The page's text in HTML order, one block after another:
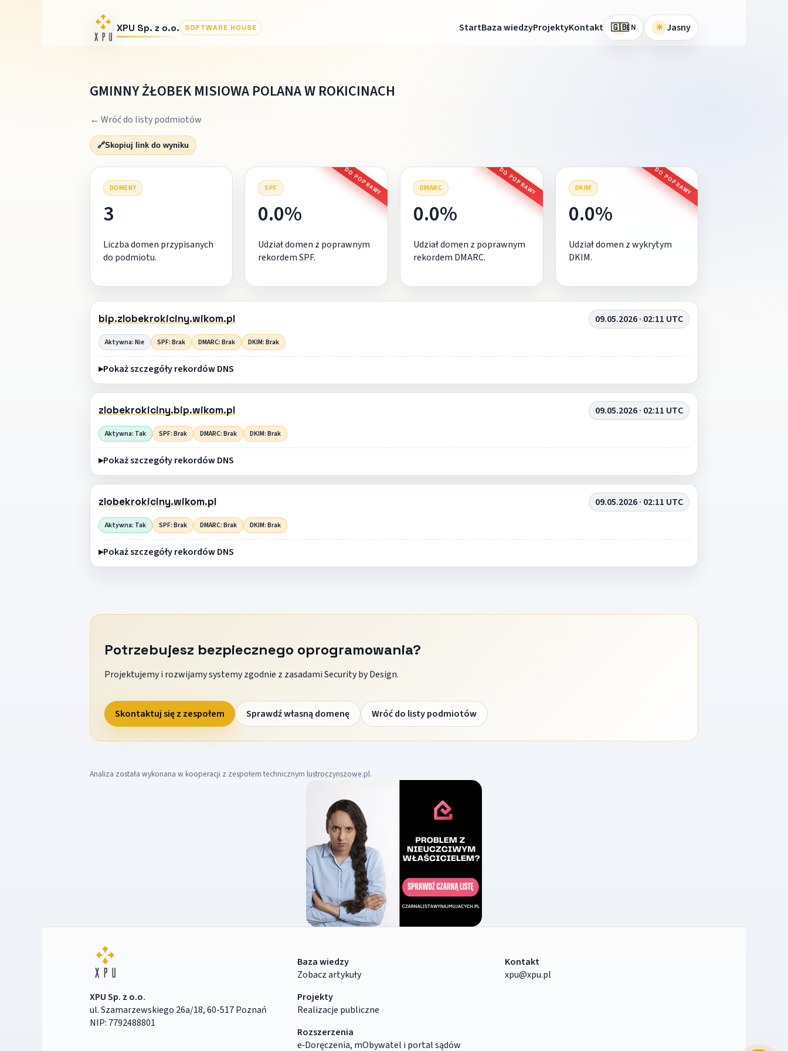
XPU Sp. z o.o. SOFTWARE HOUSE StartBaza wiedzyProjektyKontakt 🇬🇧EN ☀ Jasny
GMINNY ŻŁOBEK MISIOWA POLANA W ROKICINACH
← Wróć do listy podmiotów
🔗Skopiuj link do wyniku
DOMENY
3
Liczba domen przypisanych
do podmiotu.
SPF DO POPRAWY
0.0%
Udział domen z poprawnym
rekordem SPF.
DMARC DO POPRAWY
0.0%
Udział domen z poprawnym
rekordem DMARC.
DKIM DO POPRAWY
0.0%
Udział domen z wykrytym
DKIM.
bip.zlobekrokiciny.wikom.pl 09.05.2026 · 02:11 UTC
Aktywna: Nie SPF: Brak DMARC: Brak DKIM: Brak
Pokaż szczegóły rekordów DNS
zlobekrokiciny.bip.wikom.pl 09.05.2026 · 02:11 UTC
Aktywna: Tak SPF: Brak DMARC: Brak DKIM: Brak
Pokaż szczegóły rekordów DNS
zlobekrokiciny.wikom.pl 09.05.2026 · 02:11 UTC
Aktywna: Tak SPF: Brak DMARC: Brak DKIM: Brak
Pokaż szczegóły rekordów DNS
Potrzebujesz bezpiecznego oprogramowania?
Projektujemy i rozwijamy systemy zgodnie z zasadami Security by Design.
Skontaktuj się z zespołem Sprawdź własną domenę Wróć do listy podmiotów
Analiza została wykonana w kooperacji z zespołem technicznym lustroczynszowe.pl.
XPU Sp. z o.o.
ul. Szamarzewskiego 26a/18, 60-517 Poznań
NIP: 7792488801
Baza wiedzy
Zobacz artykuły
Projekty
Realizacje publiczne
Rozszerzenia
e‑Doręczenia, mObywatel i portal sądów
Kontakt
xpu@xpu.pl